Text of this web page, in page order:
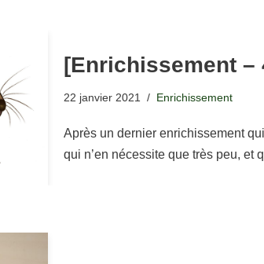
[Enrichissement –
22 janvier 2021 Enrichissement
Après un dernier enrichissement
qui n’en nécessite que très peu,